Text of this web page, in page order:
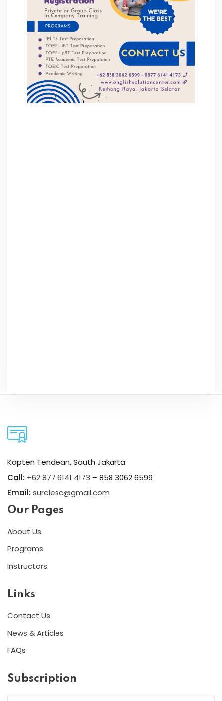
Kapten Tendean, South Jakarta
Call: +62 877 6141 4173 – 858 3062 6599
Email: surelesc@gmail.com
Our Pages
About Us
Programs
Instructors
Links
Contact Us
News & Articles
FAQs
Subscription